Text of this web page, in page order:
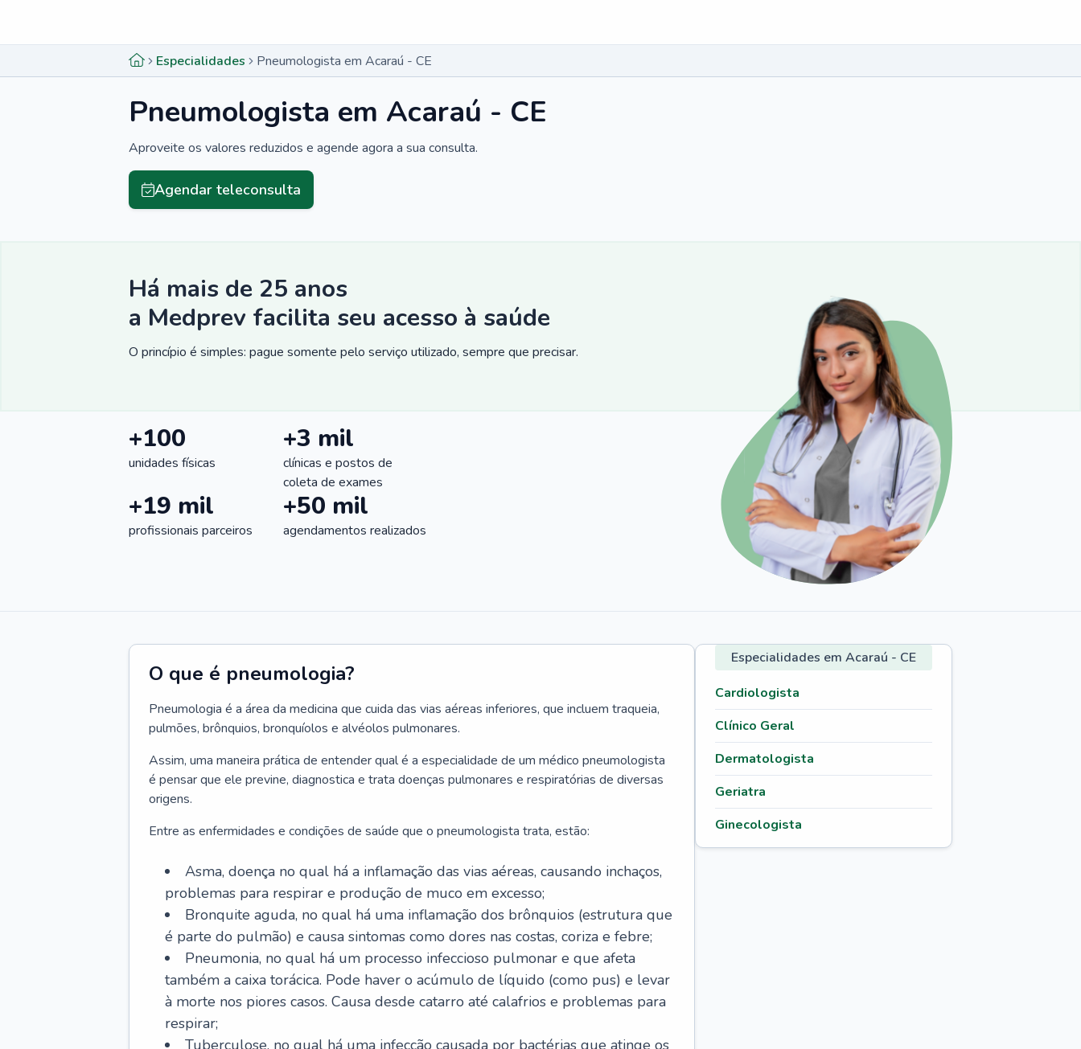
Especialidades Pneumologista em Acaraú - CE
Pneumologista em Acaraú - CE
Aproveite os valores reduzidos e agende agora a sua consulta.
Agendar teleconsulta
Há mais de 25 anos
a Medprev facilita seu acesso à saúde
O princípio é simples: pague somente pelo serviço utilizado, sempre que precisar.
+100
unidades físicas
+3 mil
clínicas e postos de
coleta de exames
+19 mil
profissionais parceiros
+50 mil
agendamentos realizados
O que é pneumologia?
Pneumologia é a área da medicina que cuida das vias aéreas inferiores, que incluem traqueia,
pulmões, brônquios, bronquíolos e alvéolos pulmonares.
Assim, uma maneira prática de entender qual é a especialidade de um médico pneumologista
é pensar que ele previne, diagnostica e trata doenças pulmonares e respiratórias de diversas
origens.
Entre as enfermidades e condições de saúde que o pneumologista trata, estão:
Asma, doença no qual há a inflamação das vias aéreas, causando inchaços,
problemas para respirar e produção de muco em excesso;
Bronquite aguda, no qual há uma inflamação dos brônquios (estrutura que
é parte do pulmão) e causa sintomas como dores nas costas, coriza e febre;
Pneumonia, no qual há um processo infeccioso pulmonar e que afeta
também a caixa torácica. Pode haver o acúmulo de líquido (como pus) e levar
à morte nos piores casos. Causa desde catarro até calafrios e problemas para
respirar;
Tuberculose, no qual há uma infecção causada por bactérias que atinge os
Especialidades em Acaraú - CE
Cardiologista
Clínico Geral
Dermatologista
Geriatra
Ginecologista